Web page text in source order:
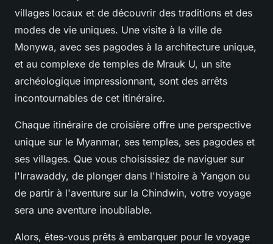
villages locaux et de découvrir des traditions et des
modes de vie uniques. Une visite à la ville de
Monywa, avec ses pagodes à la architecture unique,
et au complexe de temples de Mrauk U, un site
archéologique impressionnant, sont des arrêts
incontournables de cet itinéraire.
Chaque itinéraire de croisière offre une perspective
unique sur le Myanmar, ses temples, ses pagodes et
ses villages. Que vous choisissiez de naviguer sur
l'Irrawaddy, de plonger dans l'histoire à Yangon ou
de partir à l'aventure sur la Chindwin, votre voyage
sera une aventure inoubliable.
Alors, êtes-vous prêts à embarquer pour le voyage